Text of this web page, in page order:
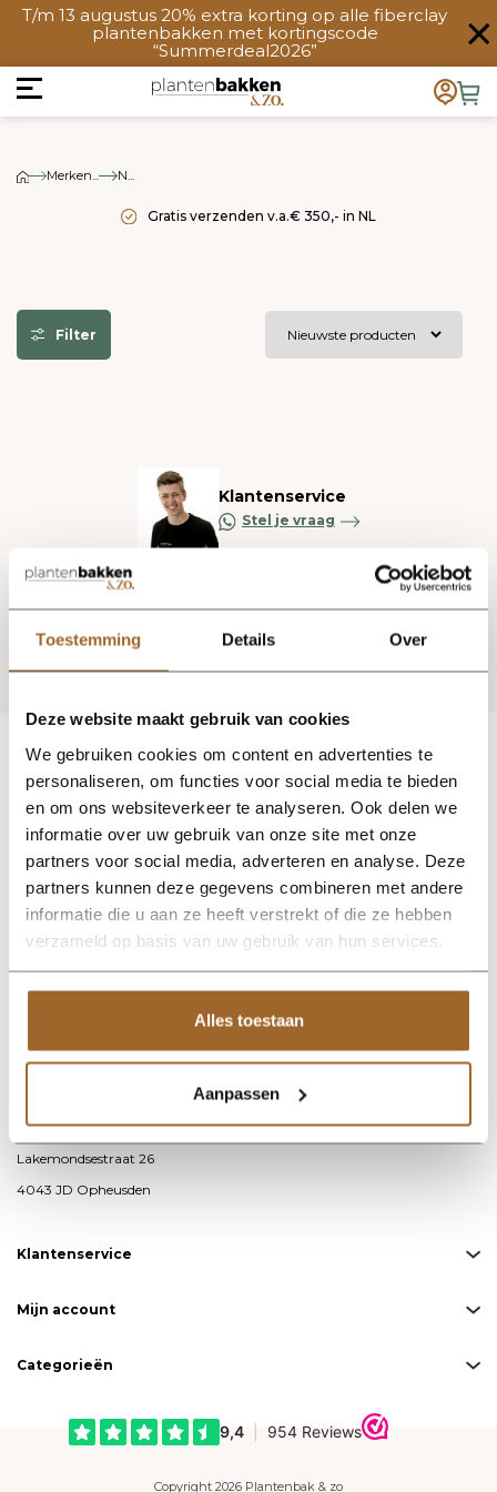
Toestemming Details Over
Deze website maakt gebruik van cookies
We gebruiken cookies om content en advertenties te
personaliseren, om functies voor social media te bieden
en om ons websiteverkeer te analyseren. Ook delen we
informatie over uw gebruik van onze site met onze
partners voor social media, adverteren en analyse. Deze
partners kunnen deze gegevens combineren met andere
informatie die u aan ze heeft verstrekt of die ze hebben
verzameld op basis van uw gebruik van hun services.
Alles toestaan
Aanpassen
T/m 13 augustus 20% extra korting op alle fiberclay
plantenbakken met kortingscode
“Summerdeal2026”
Merken... N...
Gratis verzenden v.a.€ 350,- in NL
Filter
Klantenservice
Stel je vraag
Blijf op de hoogte via onze nieuwsbrief
085 – 487 19 00
BTW-nummer: NL860691871B01
Lakemondsestraat 26
4043 JD Opheusden
Klantenservice
Mijn account
Categorieën
Copyright 2026 Plantenbak & zo